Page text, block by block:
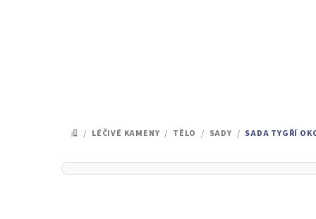
DOMŮ
/ LÉČIVÉ KAMENY / TĚLO / SADY / SADA TYGŘÍ
P